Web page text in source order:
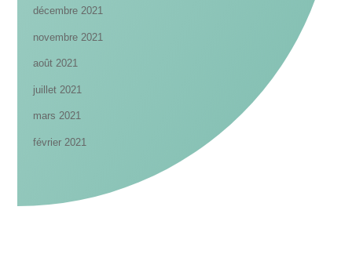
décembre 2021
novembre 2021
août 2021
juillet 2021
mars 2021
février 2021